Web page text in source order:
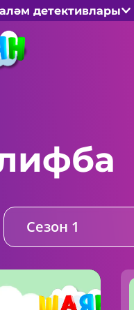
детективлары
Сезон 1